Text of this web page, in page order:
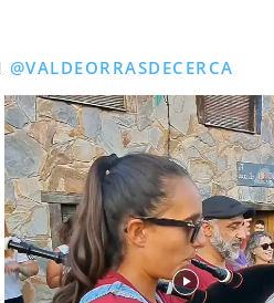
@VALDEORRASDECERCA